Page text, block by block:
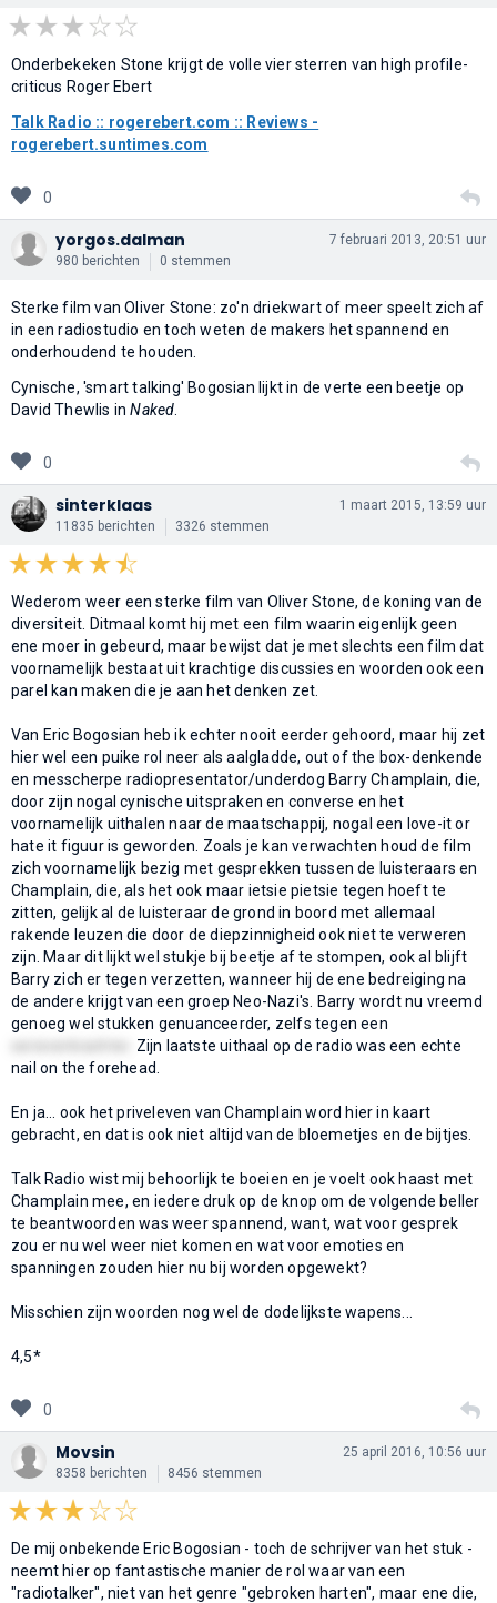
Onderbekeken Stone krijgt de volle vier sterren van high profile-
criticus Roger Ebert
Talk Radio :: rogerebert.com :: Reviews -
rogerebert.suntimes.com
0
yorgos.dalman
980 berichten 0 stemmen
7 februari 2013, 20:51 uur
Sterke film van Oliver Stone: zo'n driekwart of meer speelt zich af
in een radiostudio en toch weten de makers het spannend en
onderhoudend te houden.
Cynische, 'smart talking' Bogosian lijkt in de verte een beetje op
David Thewlis inNaked
0
sinterklaas
11835 berichten 3326 stemmen
1 maart 2015, 13:59 uur
Wederom weer een sterke film van Oliver Stone, de koning van de
diversiteit. Ditmaal komt hij met een film waarin eigenlijk geen
ene moer in gebeurd, maar bewijst dat je met slechts een film dat
voornamelijk bestaat uit krachtige discussies en woorden ook een
parel kan maken die je aan het denken zet.
Van Eric Bogosian heb ik echter nooit eerder gehoord, maar hij zet
hier wel een puike rol neer als aalgladde, out of the box-denkende
en messcherpe radiopresentator/underdog Barry Champlain, die,
door zijn nogal cynische uitspraken en converse en het
voornamelijk uithalen naar de maatschappij, nogal een love-it or
hate it figuur is geworden. Zoals je kan verwachten houd de film
zich voornamelijk bezig met gesprekken tussen de luisteraars en
Champlain, die, als het ook maar ietsie pietsie tegen hoeft te
zitten, gelijk al de luisteraar de grond in boord met allemaal
rakende leuzen die door de diepzinnigheid ook niet te verweren
zijn. Maar dit lijkt wel stukje bij beetje af te stompen, ook al blijft
Barry zich er tegen verzetten, wanneer hij de ene bedreiging na
de andere krijgt van een groep Neo-Nazi's. Barry wordt nu vreemd
genoeg wel stukken genuanceerder, zelfs tegen een
Zijn laatste uithaal op de radio was een echte
nail on the forehead.
En ja... ook het priveleven van Champlain word hier in kaart
gebracht, en dat is ook niet altijd van de bloemetjes en de bijtjes.
Talk Radio wist mij behoorlijk te boeien en je voelt ook haast met
Champlain mee, en iedere druk op de knop om de volgende beller
te beantwoorden was weer spannend, want, wat voor gesprek
zou er nu wel weer niet komen en wat voor emoties en
spanningen zouden hier nu bij worden opgewekt?
Misschien zijn woorden nog wel de dodelijkste wapens...
4,5*
0
Movsin
8358 berichten 8456 stemmen
25 april 2016, 10:56 uur
De mij onbekende Eric Bogosian - toch de schrijver van het stuk -
neemt hier op fantastische manier de rol waar van een
"radiotalker", niet van het genre "gebroken harten", maar ene die,